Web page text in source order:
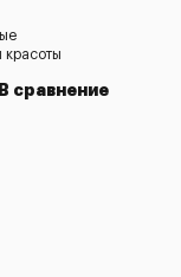
красоты
В сравнение